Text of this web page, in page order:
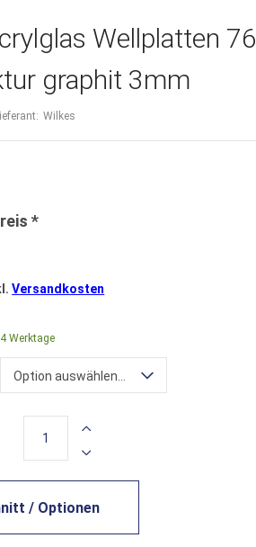
Wellplatten
graphit 3mm
Wilkes
Versandkosten
Werktage
Option auswählen...
/ Optionen